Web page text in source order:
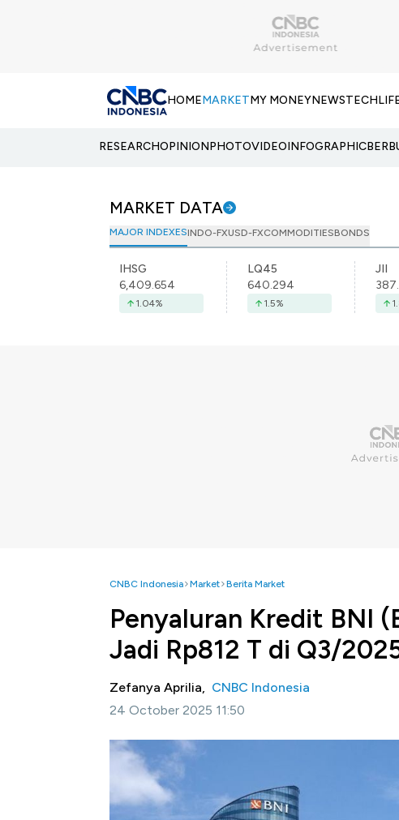
HOMEMARKETMY MONEYNEWSTECH
RESEARCHOPINIONPHOTOVIDEOINFOGRAPHIC
MARKET DATA
MAJOR INDEXESINDO-FXUSD-FXCOMMODITIESBONDS
IHSG
6,409.654
1.04%
LQ45
640.294
1.5%
JII
CNBC Indonesia Market Berita Market
Penyaluran Kredit BNI
Jadi Rp812 T di Q3/
Zefanya Aprilia, CNBC Indonesia
24 October 2025 11:50